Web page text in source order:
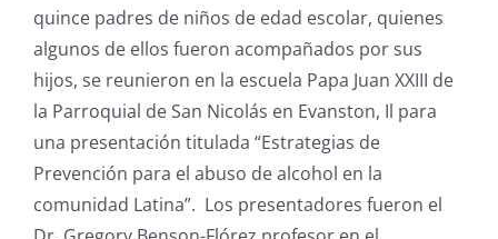
quince padres de niños de edad escolar, quienes
algunos de ellos fueron acompañados por sus
hijos, se reunieron en la escuela Papa Juan XXIII de
la Parroquial de San Nicolás en Evanston, Il para
una presentación titulada “Estrategias de
Prevención para el abuso de alcohol en la
comunidad Latina”. Los presentadores fueron el